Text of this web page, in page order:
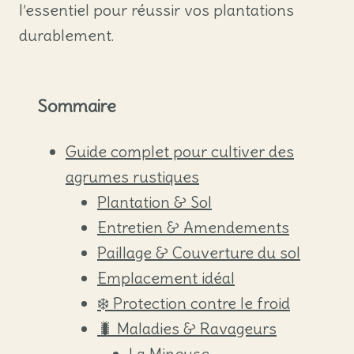
l’essentiel pour réussir vos plantations
durablement.
Sommaire
Guide complet pour cultiver des
agrumes rustiques
Plantation & Sol
Entretien & Amendements
Paillage & Couverture du sol
Emplacement idéal
❄️ Protection contre le froid
🐛 Maladies & Ravageurs